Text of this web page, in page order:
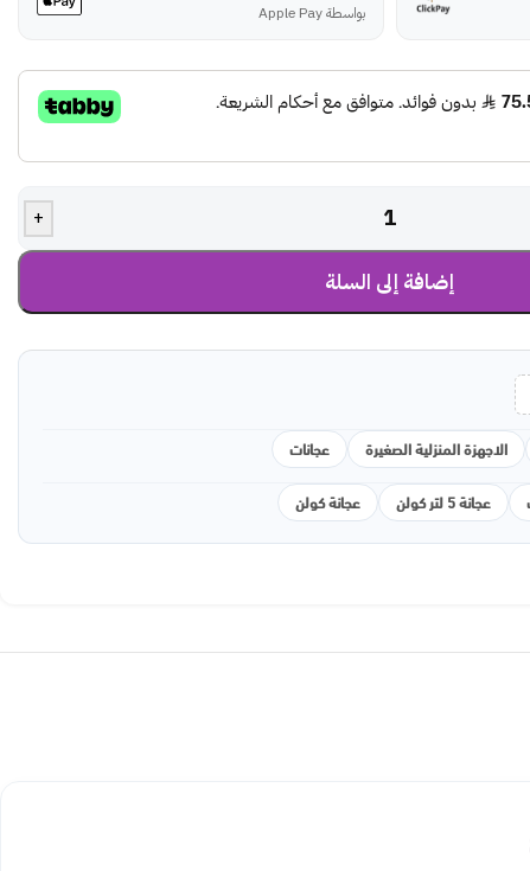
بواسطة Apple Pay
+
إضافة إلى السلة
الاجهزة المنزلية الصغيرة عجانات
عجانة 5 لتر كولن عجانة كولن